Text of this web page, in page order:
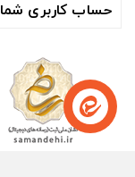
حساب کاربری شما